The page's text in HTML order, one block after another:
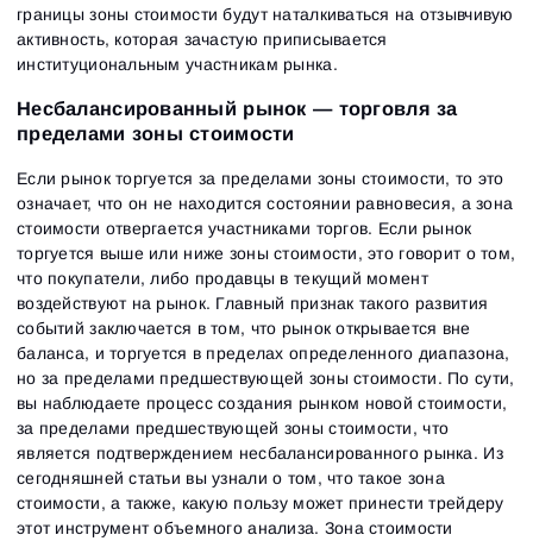
границы зоны стоимости будут наталкиваться на отзывчивую
активность, которая зачастую приписывается
институциональным участникам рынка.
Несбалансированный рынок — торговля за
пределами зоны стоимости
Если рынок торгуется за пределами зоны стоимости, то это
означает, что он не находится состоянии равновесия, а зона
стоимости отвергается участниками торгов. Если рынок
торгуется выше или ниже зоны стоимости, это говорит о том,
что покупатели, либо продавцы в текущий момент
воздействуют на рынок. Главный признак такого развития
событий заключается в том, что рынок открывается вне
баланса, и торгуется в пределах определенного диапазона,
но за пределами предшествующей зоны стоимости. По сути,
вы наблюдаете процесс создания рынком новой стоимости,
за пределами предшествующей зоны стоимости, что
является подтверждением несбалансированного рынка. Из
сегодняшней статьи вы узнали о том, что такое зона
стоимости, а также, какую пользу может принести трейдеру
этот инструмент объемного анализа. Зона стоимости